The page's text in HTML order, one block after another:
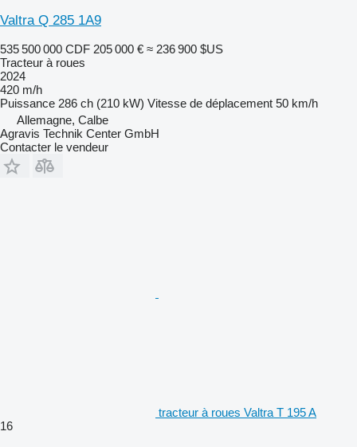
Valtra Q 285 1A9
535 500 000 CDF 205 000 € ≈ 236 900 $US
Tracteur à roues
2024
420 m/h
Puissance 286 ch (210 kW) Vitesse de déplacement 50 km/h
Allemagne, Calbe
Agravis Technik Center GmbH
Contacter le vendeur
tracteur à roues Valtra T 195 A
16